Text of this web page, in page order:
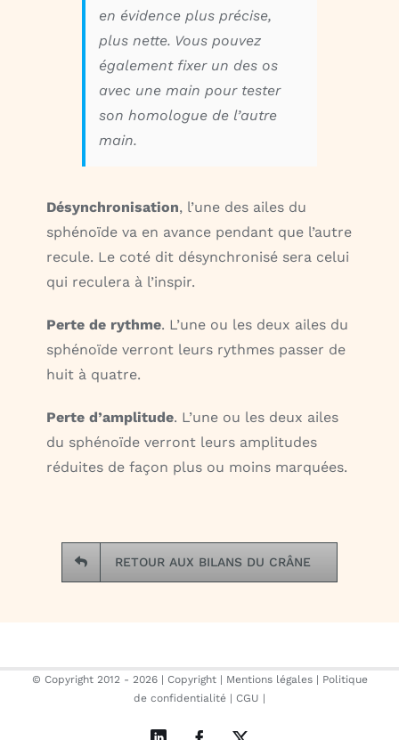
en évidence plus précise,
plus nette. Vous pouvez
également fixer un des os
avec une main pour tester
son homologue de l’autre
main.
Désynchronisation, l’une des ailes du
sphénoïde va en avance pendant que l’autre
recule. Le coté dit désynchronisé sera celui
qui reculera à l’inspir.
Perte de rythme. L’une ou les deux ailes du
sphénoïde verront leurs rythmes passer de
huit à quatre.
Perte d’amplitude. L’une ou les deux ailes
du sphénoïde verront leurs amplitudes
réduites de façon plus ou moins marquées.
RETOUR AUX BILANS DU CRÂNE
© Copyright 2012 - 2026 | Copyright| Mentions légales| Politique
de confidentialité | CGU |